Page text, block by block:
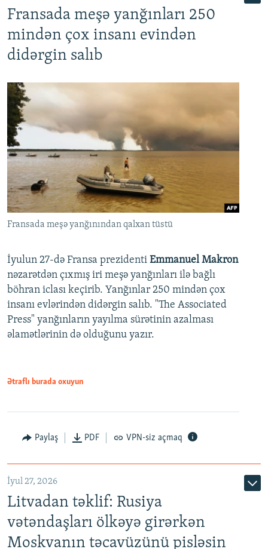
Fransada meşə yanğınları 250
mindən çox insanı evindən
didərgin salıb
Fransada meşə yanğınından qalxan tüstü
İyulun 27-də Fransa prezidenti Emmanuel Makron
nəzarətdən çıxmış iri meşə yanğınları ilə bağlı
böhran iclası keçirib. Yanğınlar 250 mindən çox
insanı evlərindən didərgin salıb. "The Associated
Press" yanğınların yayılma sürətinin azalması
əlamətlərinin də olduğunu yazır.
Ətraflı burada oxuyun
Paylaş PDF VPN-siz açmaq
İyul 27, 2026
Litvadan təklif: Rusiya
vətəndaşları ölkəyə girərkən
Moskvanın təcavüzünü pisləsin